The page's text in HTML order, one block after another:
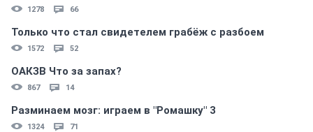
1278 66
Только что стал свидетелем грабёж с разбоем
1572 52
ОАКЗВ Что за запах?
867 14
Разминаем мозг: играем в "Ромашку" 3
1324 71